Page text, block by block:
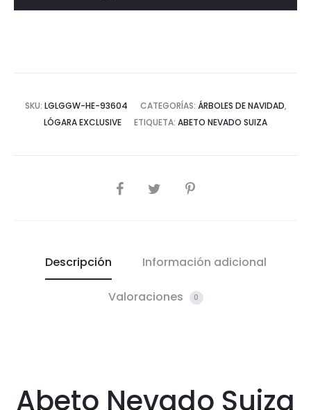
SKU: LGLGGW-HE-93604 CATEGORÍAS: ÁRBOLES DE NAVIDAD,
LÓGARA EXCLUSIVE
ETIQUETA: ABETO NEVADO SUIZA
COMPARTIR
Descripción Información adicional
Valoraciones 0
Abeto Nevado Suiza